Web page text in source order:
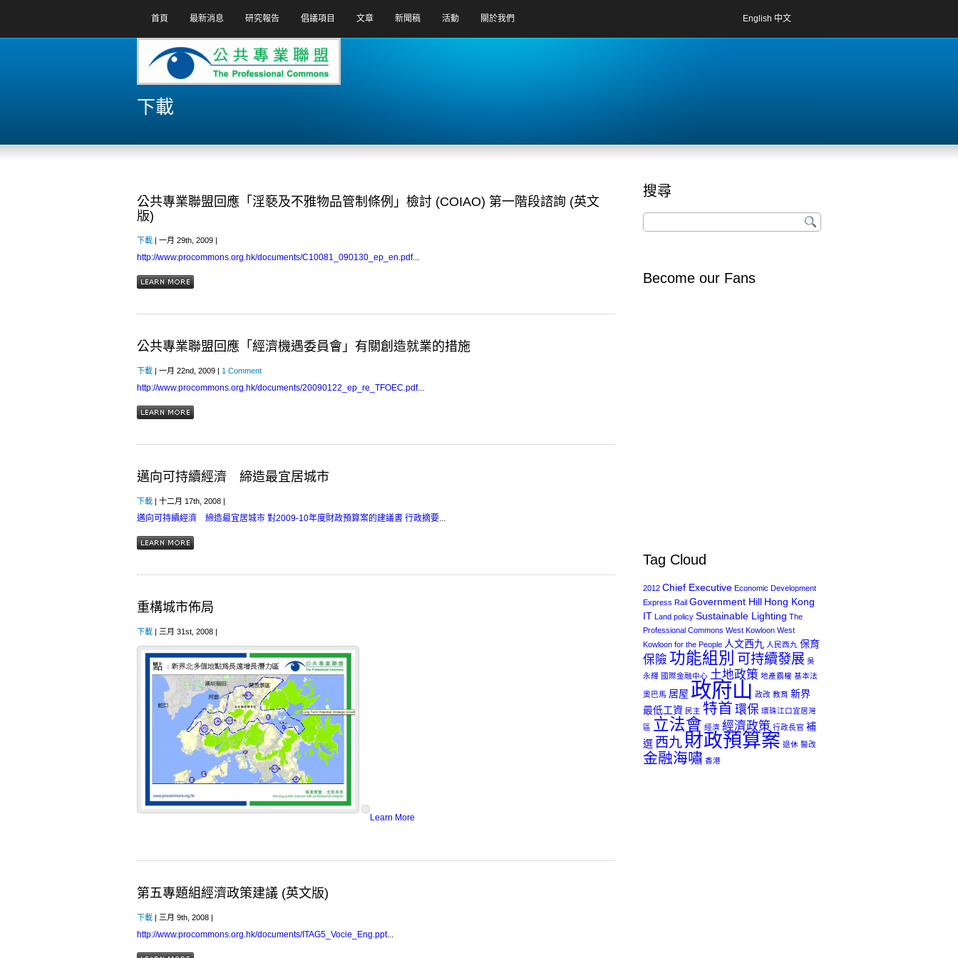
首頁 最新消息 研究報告 倡議項目 文章 新聞稿 活動 關於我們 English 中文
下載
公共專業聯盟回應「淫褻及不雅物品管制條例」檢討 (COIAO) 第一階段諮詢 (英文
版)
下載 | 一月 29th, 2009 |
http://www.procommons.org.hk/documents/C10081_090130_ep_en.pdf...
公共專業聯盟回應「經濟機遇委員會」有關創造就業的措施
下載 | 一月 22nd, 2009 | 1 Comment
http://www.procommons.org.hk/documents/20090122_ep_re_TFOEC.pdf...
邁向可持續經濟 締造最宜居城市
下載 | 十二月 17th, 2008 |
邁向可持續經濟 締造最宜居城市 對2009-10年度財政預算案的建議書 行政摘要...
重構城市佈局
下載 | 三月 31st, 2008 |
Learn More
第五專題組經濟政策建議 (英文版)
下載 | 三月 9th, 2008 |
http://www.procommons.org.hk/documents/ITAG5_Vocie_Eng.ppt...
搜尋
Become our Fans
Tag Cloud
2012 Chief Executive Economic Development
Express Rail Government Hill Hong Kong
IT Land policy Sustainable Lighting The
Professional Commons West Kowloon West
Kowloon for the People 人文西九 人民西九 保育
保險 功能組別 可持續發展 吳
永輝 國際金融中心 土地政策 地產霸權 基本法
奧巴馬 居屋 政府山 政改 教育 新界
最低工資 民主 特首 環保 環珠江口宜居灣
區 立法會 經濟 經濟政策 行政長官 補
選 西九財政預算案 退休 醫改
金融海嘯 香港